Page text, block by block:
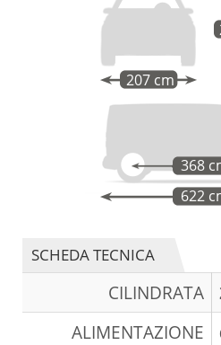
207 cm
622
368
SCHEDA TECNICA
CILINDRATA
ALIMENTAZIONE